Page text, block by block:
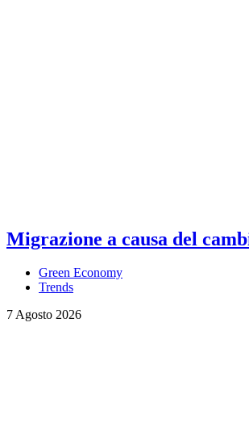
Migrazione a causa del
Green Economy
Trends
7 Agosto 2026